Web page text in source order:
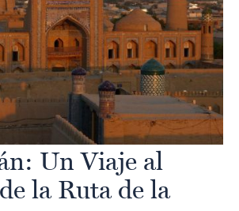
Un Viaje al
la Ruta de la